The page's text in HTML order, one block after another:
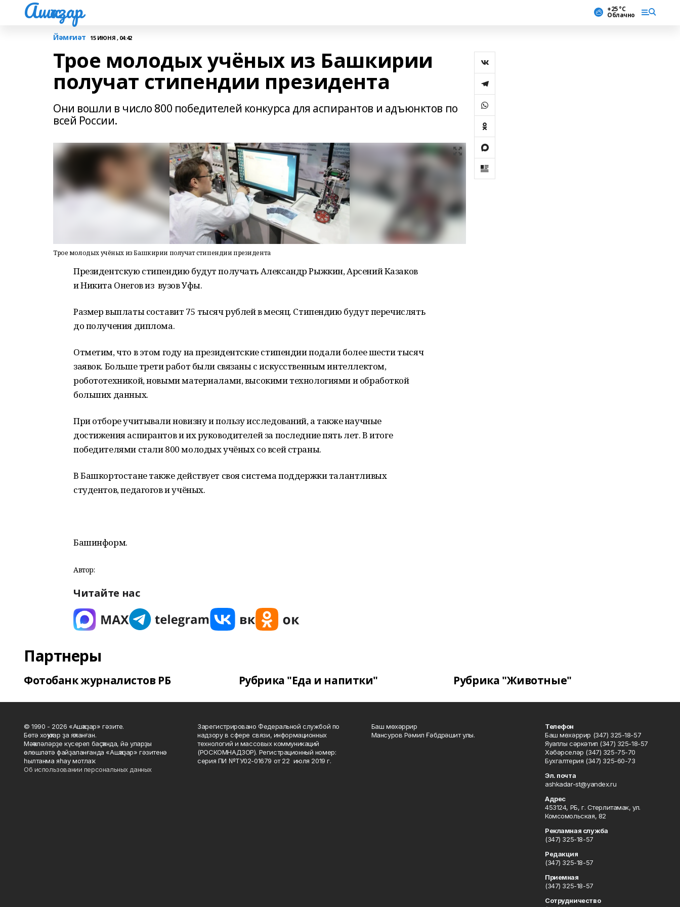
Ашҡаҙар +25 °С
Облачно
Йәмғиәт 15 ИЮНЯ , 04:42
Трое молодых учёных из Башкирии
получат стипендии президента
Они вошли в число 800 победителей конкурса для аспирантов и адъюнктов по
всей России.
Трое молодых учёных из Башкирии получат стипендии президента
Президентскую стипендию будут получать Александр Рыжкин, Арсений Казаков
и Никита Онегов из вузов Уфы.
Размер выплаты составит 75 тысяч рублей в месяц. Стипендию будут перечислять
до получения диплома.
Отметим, что в этом году на президентские стипендии подали более шести тысяч
заявок. Больше трети работ были связаны с искусственным интеллектом,
робототехникой, новыми материалами, высокими технологиями и обработкой
больших данных.
При отборе учитывали новизну и пользу исследований, а также научные
достижения аспирантов и их руководителей за последние пять лет. В итоге
победителями стали 800 молодых учёных со всей страны.
В Башкортостане также действует своя система поддержки талантливых
студентов, педагогов и учёных.
Башинформ.
Автор:
Читайте нас
Партнеры
Фотобанк журналистов РБ Рубрика "Еда и напитки" Рубрика "Животные"
© 1990 - 2026 «Ашҡаҙар» гәзите.
Бөтә хоҡуҡтар ҙа яҡланған.
Мәҡәләләрҙе күсереп баҫҡанда, йә уларҙы
өлөшләтә файҙаланғанда «Ашҡаҙар» гәзитенә
һылтанма яһау мотлаҡ.
Об использовании персональных данных
Зарегистрировано Федеральной службой по
надзору в сфере связи, информационных
технологий и массовых коммуникаций
(РОСКОМНАДЗОР). Регистрационный номер:
серия ПИ №ТУ02-01679 от 22 июля 2019 г.
Баш мөхәррир
Мансуров Рәмил Ғәбдрәшит улы.
Телефон
Баш мөхәррир (347) 325-18-57
Яуаплы сәркәтип (347) 325-18-57
Хәбәрселәр (347) 325-75-70
Бухгалтерия (347) 325-60-73
Эл. почта
ashkadar-st@yandex.ru
Адрес
453124, РБ, г. Стерлитамак, ул.
Комсомольская, 82
Рекламная служба
(347) 325-18-57
Редакция
(347) 325-18-57
Приемная
(347) 325-18-57
Сотрудничество